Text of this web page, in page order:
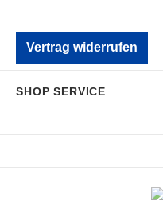
Vertrag widerrufen
SHOP SERVICE